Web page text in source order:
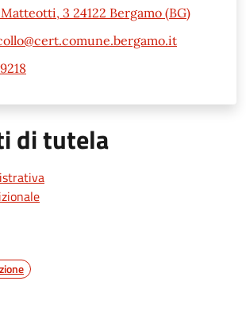
3 24122 Bergamo (BG)
di tutela